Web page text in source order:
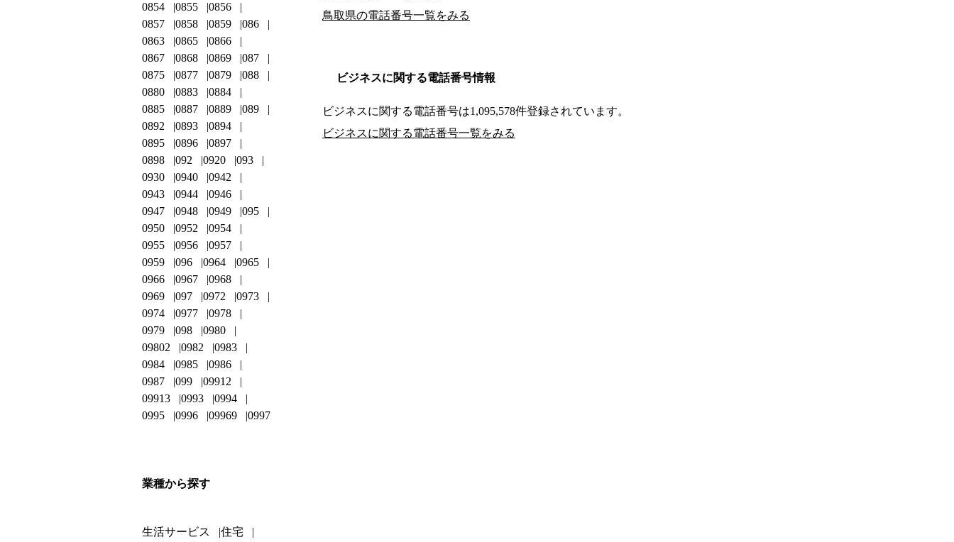
鳥取県の電話番号一覧をみる
ビジネスに関する電話番号情報
ビジネスに関する電話番号は1,095,578件登録されています。
ビジネスに関する電話番号一覧をみる
0854
0855
0856
0857
0858 0859
086
0863
0865
0866
0867
0868 0869
087
0875
0877 0879
088
0880
0883
0884
0885
0887 0889
089
0892
0893
0894
0895
0896
0897
0898
092 0920
093
0930
0940
0942
0943
0944
0946
0947
0948 0949
095
0950
0952
0954
0955
0956
0957
0959
096 0964
0965
0966
0967
0968
0969
097 0972
0973
0974
0977
0978
0979
098
0980
09802
0982
0983
0984
0985
0986
0987
099
09912
09913
0993
0994
0995
0996 09969 0997
業種から探す
生活サービス 住宅